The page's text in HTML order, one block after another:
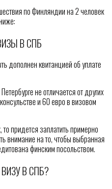
по Финляндии на 2 человек
В СПБ
дополнен квитанцией об уплате
не отличается от других
и 60 евро в визовом
то придется заплатить примерно
внимание на то, чтобы выбранная
финским посольством.
В СПБ?